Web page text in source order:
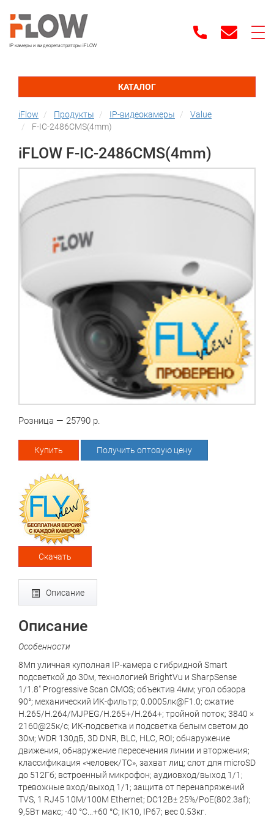
IP камеры и видеорегистраторы iFLOW
КАТАЛОГ
iFlow Продукты IP-видеокамеры
Value
F-IC-2486CMS(4mm)
iFLOW F-IC-2486CMS(4mm)
Розница — 25790 р.
Купить Получить оптовую цену
Скачать
Описание
Описание
Особенности
8Мп уличная куполная IP-камера с гибридной Smart
подсветкой до 30м, технологией BrightVu и SharpSense
1/1.8" Progressive Scan CMOS; объектив 4мм; угол обзора
90°; механический ИК-фильтр; 0.0005лк@F1.0; сжатие
H.265/H.264/MJPEG/H.265+/H.264+; тройной поток; 3840 ×
2160@25к/с; ИК-подсветка и подсветка белым светом до
30м; WDR 130дБ, 3D DNR, BLC, HLC, ROI; обнаружение
движения, обнаружение пересечения линии и вторжения;
классификация «человек/ТС», захват лиц; слот для microSD
до 512Гб; встроенный микрофон; аудиовход/выход 1/1;
тревожные вход/выход 1/1; защита от перенапряжений
TVS, 1 RJ45 10M/100M Ethernet; DC12В± 25%/PoE(802.3af);
9,5Вт макс; -40 °C...+60 °C; IK10, IP67; вес 0.53кг.